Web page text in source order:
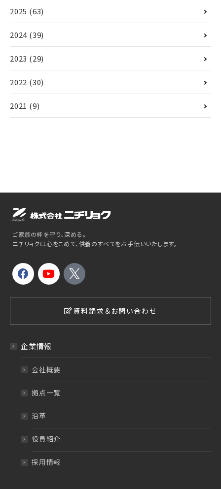
2025 (63)
2024 (39)
2023 (29)
2022 (30)
2021 (9)
ご家族の絆を守り、深める。
ニチリョクは心をこめて、供養のすべてをお手伝いいたします。
資料請求＆お問い合わせ
企業情報
会社概要
拠点一覧
沿革
役員紹介
採用情報